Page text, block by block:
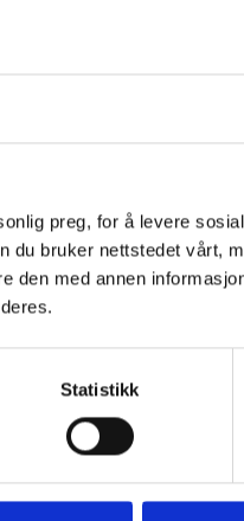
preg, for å levere
du bruker nettstedet vårt,
den med annen
Statistikk
også kjøpt